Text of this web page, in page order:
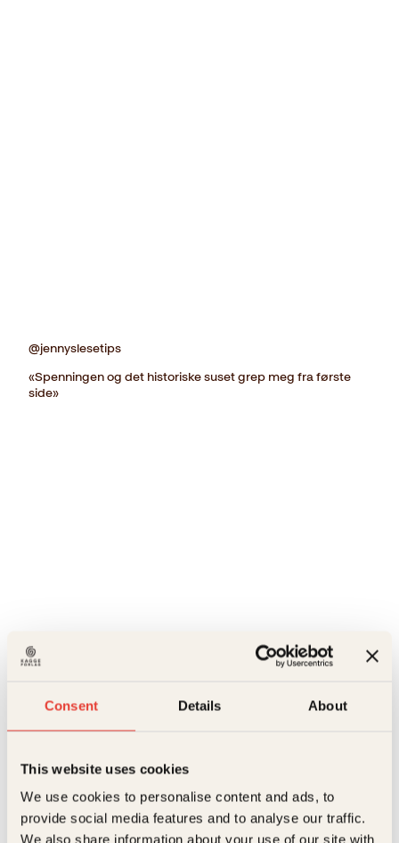
Consent Details About
This website uses cookies
We use cookies to personalise content and ads, to
provide social media features and to analyse our traffic.
We also share information about your use of our site with
@jennyslesetips
«Spenningen og det historiske suset grep meg fra første
side»
Sissel Wennersgaard, @mammasissel_leser
Karen Forberg
Det første bryllupet